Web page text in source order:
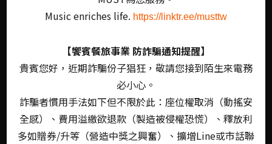
Music enriches life. https://linktr.ee/musttw
【饗賓餐旅事業 防詐騙通知提醒】
貴賓您好，近期詐騙份子猖狂，敬請您接到陌生來電務
必小心。
詐騙者慣用手法如下但不限於此：座位權取消（動搖安
全感）、費用溢繳欲退款（製造被侵權恐慌）、釋放利
多如贈券/升等（營造中獎之興奮）、擴增Line或市話聯
這裡屬於規律生活之外的時區。
以精釀啤酒舉杯，感受置身私人派對般暢快。
隨心來場風味巡旅，品嚐世界與台灣在地，
這裡的笑語與歡愉，都是無限量供應。
歡迎恣意享樂，脫離日常重力。